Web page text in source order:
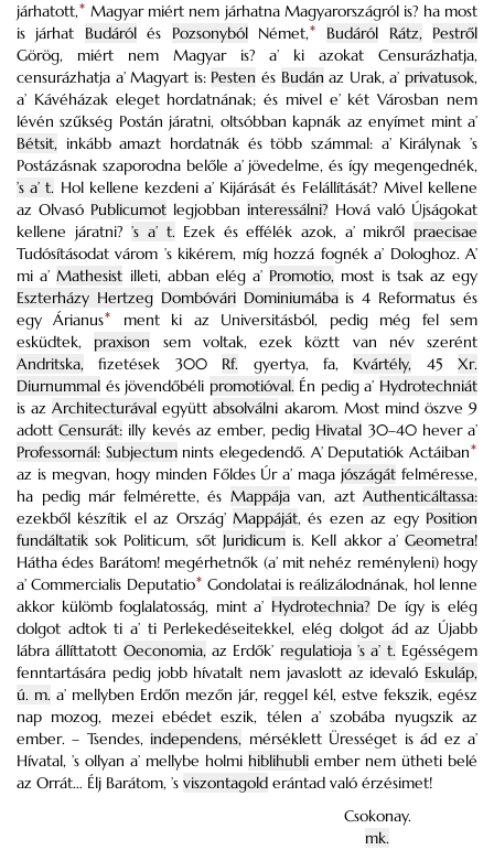
járhatott,* Magyar miért nem járhatna Magyarországról is? ha most
is járhat Budárólés PozsonybólNémet,* Budáról Rátz, Pestről
Görög, miért nem Magyar is? a’ ki azokat Censurázhatja,
censurázhatja a’ Magyart is: Pesten és Budán az Urak, a’ privatusok,
a’ Kávéházak eleget hordatnának; és mivel e’ két Városban nem
lévén szűkség Postán járatni, oltsóbban kapnák az enyímet mint a’
Bétsit, inkább amazt hordatnák és több számmal: a’ Királynak ’s
Postázásnak szaporodna belőle a’ jövedelme, és így megengednék,
’s a’ t. Hol kellene kezdeni a’ Kijárását és Felállítását? Mivel kellene
az Olvasó Publicumot legjobban interessálni? Hová való Újságokat
kellene járatni?’s a’ t. Ezek és effélék azok, a’ mikről praecisae
Tudósításodat várom ’s kikérem, míg hozzá fognék a’ Dologhoz. A’
mi a’Mathesist illeti, abban elég a’ Promotio, most is tsak az egy
Eszterházy Hertzeg Dombóvári Dominiumábais 4 Reformatus és
egy Árianus*
ment ki az Universitásból, pedig még fel sem
esküdtek, praxison sem voltak, ezek köztt van név szerént
Andritska, fizetések 300 Rf. gyertya, fa, Kvártély, 45 Xr.
Diurnummal és jövendőbéli promotióval. Én pedig a’ Hydrotechniát
is azArchitecturával együttabsolválni akarom. Most mind öszve 9
adottCensurát: illy kevés az ember, pedig Hivatal 30–40 hever a’
Professornál: Subjectumnints elegedendő. A’ Deputatiók Actáiban*
az is megvan, hogy minden Főldes Úr a’ maga jószágát felméresse,
ha pedig már felmérette, és Mappájavan, azt Authenticáltassa:
ezekből készítik el az Ország’ Mappáját, és ezen az egy Position
fundáltatik sok Politicum, sőt Juridicumis. Kell akkor a’Geometra!
Hátha édes Barátom! megérhetnők (a’ mit nehéz reményleni) hogy
a’ Commercialis Deputatio* Gondolatai is reálizálodnának, hol lenne
akkor külömb foglalatosság, mint a’ Hydrotechnia? De így is elég
dolgot adtok ti a’ ti Perlekedéseitekkel, elég dolgot ád az Újabb
lábra állíttatott Oeconomia,az Erdők’ regulatioja ’s a’ t. Egésségem
fenntartására pedig jobb hívatalt nem javaslott az idevaló Eskuláp,
ú. m. a’ mellyben Erdőn mezőn jár, reggel kél, estve fekszik, egész
nap mozog, mezei ebédet eszik, télen a’ szobába nyugszik az
ember. – Tsendes, independens, mérséklett Ürességet is ád ez a’
Hívatal, ’s ollyan a’ mellybe holmi hiblihubli ember nem ütheti belé
az Orrát… Élj Barátom, ’s viszontagold erántad való érzésimet!
Csokonay.
mk.